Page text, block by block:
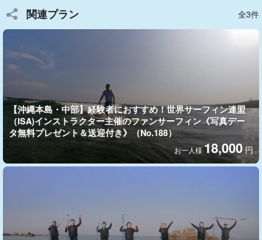
喜びを味わいましょう！
豊富な種類のレンタルボード
関連プラン 全3件
【沖縄本島・中部】経験者におすすめ！世界サーフィン連盟
（ISA)インストラクター主催のファンサーフィン《写真デー
タ無料プレゼント＆送迎付き》（No.188）
お一人様18,000 円